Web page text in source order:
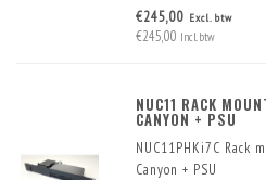
€245,00 Excl. btw
€245,00 Incl. btw
NUC11 RACK
CANYON + PSU
NUC11PHKi7C Rack
Canyon + PSU